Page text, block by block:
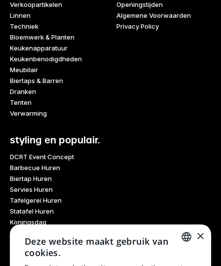
Verkoopartikelen
Linnen
Techniek
Bloemwerk & Planten
Keukenapparatuur
Keukenbenodigdheden
Meubilair
Biertaps & Barren
Dranken
Tenten
Verwarming
Openingstijden
Algemene Voorwaarden
Privacy Policy
styling en populair.
DCRT Event Concept
Barbecue Huren
Biertap Huren
Servies Huren
Tafelgerei Huren
Statafel Huren
Koningsdag
Glaswerk Huren
Feestdagen
Haarlem Culinair
×
Deze website maakt gebruik van
cookies.